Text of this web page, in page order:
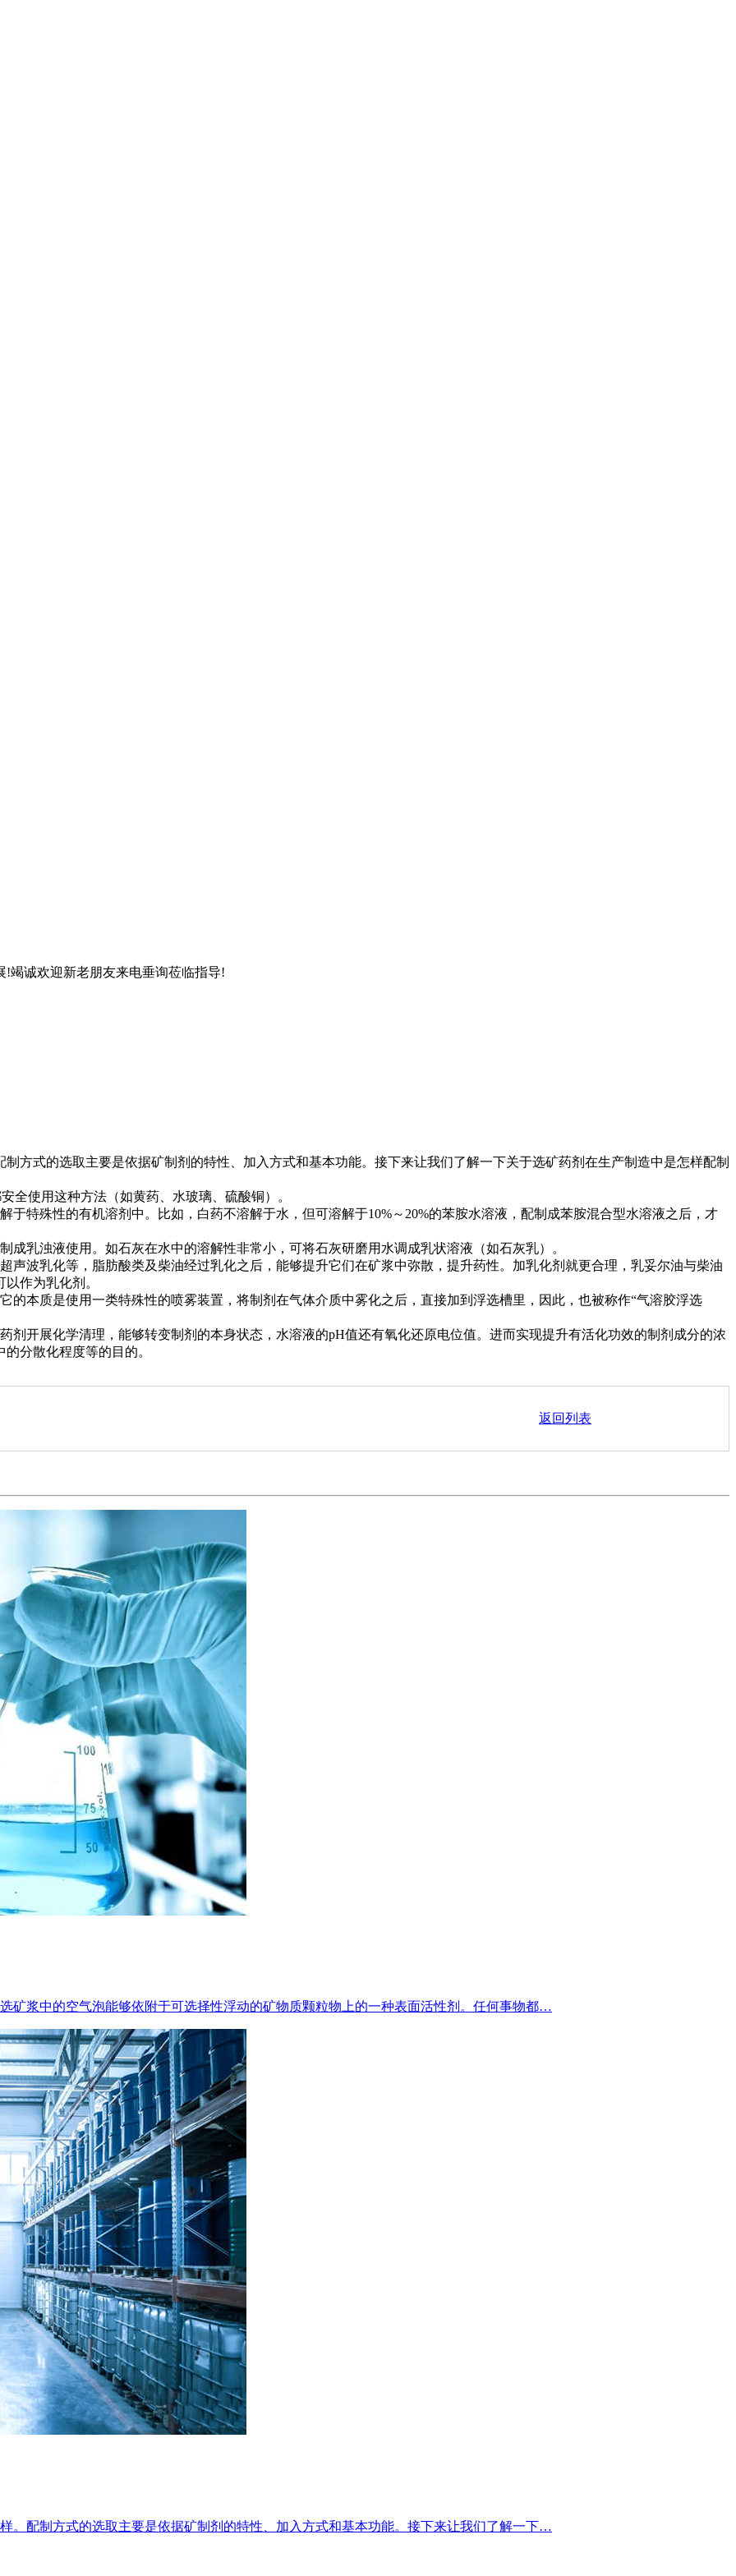
竭诚欢迎新老朋友来电垂询莅临指导!
方式的选取主要是依据矿制剂的特性、加入方式和基本功能。接下来让我们了解一下关于选矿药剂在生产制造中是怎样配制
使用这种方法（如黄药、水玻璃、硫酸铜）。
殊性的有机溶剂中。比如，白药不溶解于水，但可溶解于10%～20%的苯胺水溶液，配制成苯胺混合型水溶液之后，才
浊液使用。如石灰在水中的溶解性非常小，可将石灰研磨用水调成乳状溶液（如石灰乳）。
乳化等，脂肪酸类及柴油经过乳化之后，能够提升它们在矿浆中弥散，提升药性。加乳化剂就更合理，乳妥尔油与柴油
作为乳化剂。
质是使用一类特殊性的喷雾装置，将制剂在气体介质中雾化之后，直接加到浮选槽里，因此，也被称作“气溶胶浮选
展化学清理，能够转变制剂的本身状态，水溶液的pH值还有氧化还原电位值。进而实现提升有活化功效的制剂成分的浓
分散化程度等的目的。
返回列表
矿浆中的空气泡能够依附于可选择性浮动的矿物质颗粒物上的一种表面活性剂。任何事物都…
。配制方式的选取主要是依据矿制剂的特性、加入方式和基本功能。接下来让我们了解一下…